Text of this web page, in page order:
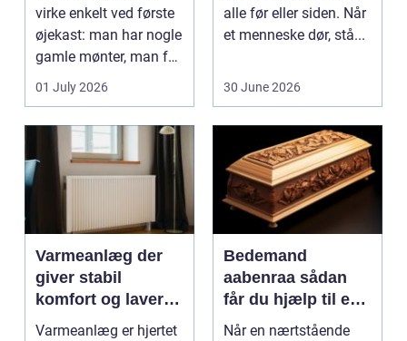
virke enkelt ved første
øjekast: man har nogle
gamle mønter, man får
dem vurderet...
01 July 2026
alle før eller siden. Når
et menneske dør, stå...
30 June 2026
Varmeanlæg der
giver stabil
komfort og lavere
energiregning
Varmeanlæg er hjertet
Bedemand
aabenraa sådan
får du hjælp til en
værdig afsked
Når en nærtstående